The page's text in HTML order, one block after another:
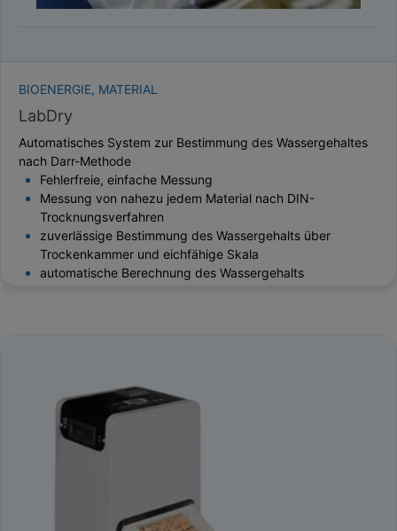
BIOENERGIE, MATERIAL
LabDry
Automatisches System zur Bestimmung des Wassergehaltes
nach Darr-Methode
Fehlerfreie, einfache Messung
Messung von nahezu jedem Material nach DIN-
Trocknungsverfahren
zuverlässige Bestimmung des Wassergehalts über
Trockenkammer und eichfähige Skala
automatische Berechnung des Wassergehalts